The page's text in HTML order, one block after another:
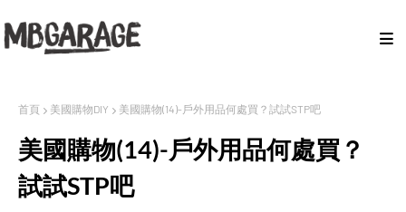
首頁 美國購物DIY 美國購物(14)-戶外用品何處買？試試STP吧
美國購物(14)-戶外用品何處買？
試試STP吧